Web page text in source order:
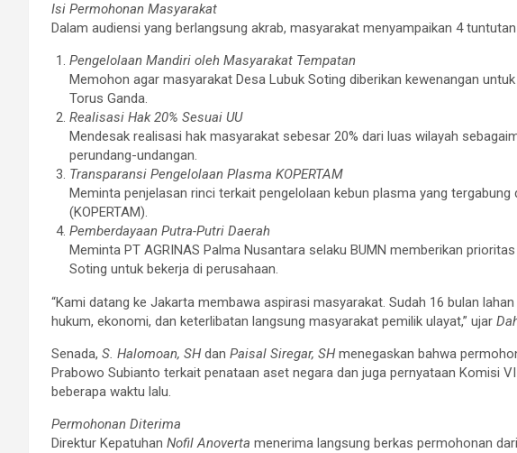
Isi Permohonan Masyarakat
Dalam audiensi yang berlangsung akrab, masyarakat menyampaikan 4
Pengelolaan Mandiri oleh Masyarakat Tempatan
Memohon agar masyarakat Desa Lubuk Soting diberikan kewenangan
Torus Ganda.
Realisasi Hak 20% Sesuai UU
Mendesak realisasi hak masyarakat sebesar 20% dari luas wilayah
perundang-undangan.
Transparansi Pengelolaan Plasma KOPERTAM
Meminta penjelasan rinci terkait pengelolaan kebun plasma yang
(KOPERTAM).
Pemberdayaan Putra-Putri Daerah
Meminta PT AGRINAS Palma Nusantara selaku BUMN memberikan
Soting untuk bekerja di perusahaan.
“Kami datang ke Jakarta membawa aspirasi masyarakat. Sudah 16 bulan
hukum, ekonomi, dan keterlibatan langsung masyarakat pemilik ulayat,” ujar
Senada, S. Halomoan, SHdan Paisal Siregar, SHmenegaskan bahwa
Prabowo Subianto terkait penataan aset negara dan juga pernyataan Komisi
beberapa waktu lalu.
Permohonan Diterima
Direktur Kepatuhan Nofil Anoverta menerima langsung berkas permohonan